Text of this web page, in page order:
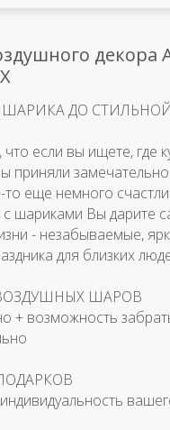
декора
ДО
если вы ищете, где
приняли
то еще немного
с шариками Вы дарите
- незабываемые,
для близких
ШАРОВ
+ возможность